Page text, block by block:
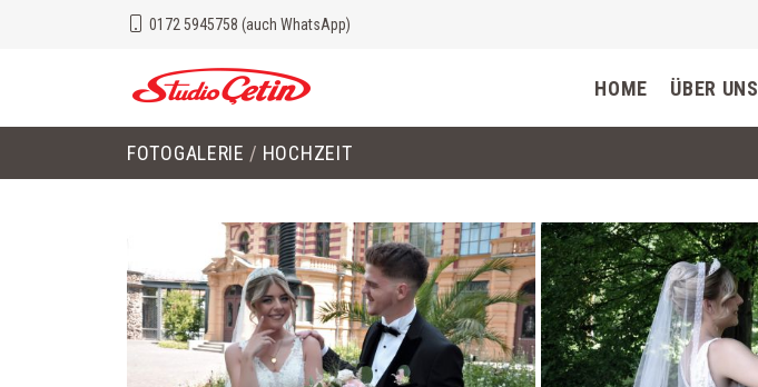
0172 5945758 (auch WhatsApp)
HOME ÜBER UNS
FOTOGALERIE HOCHZEIT